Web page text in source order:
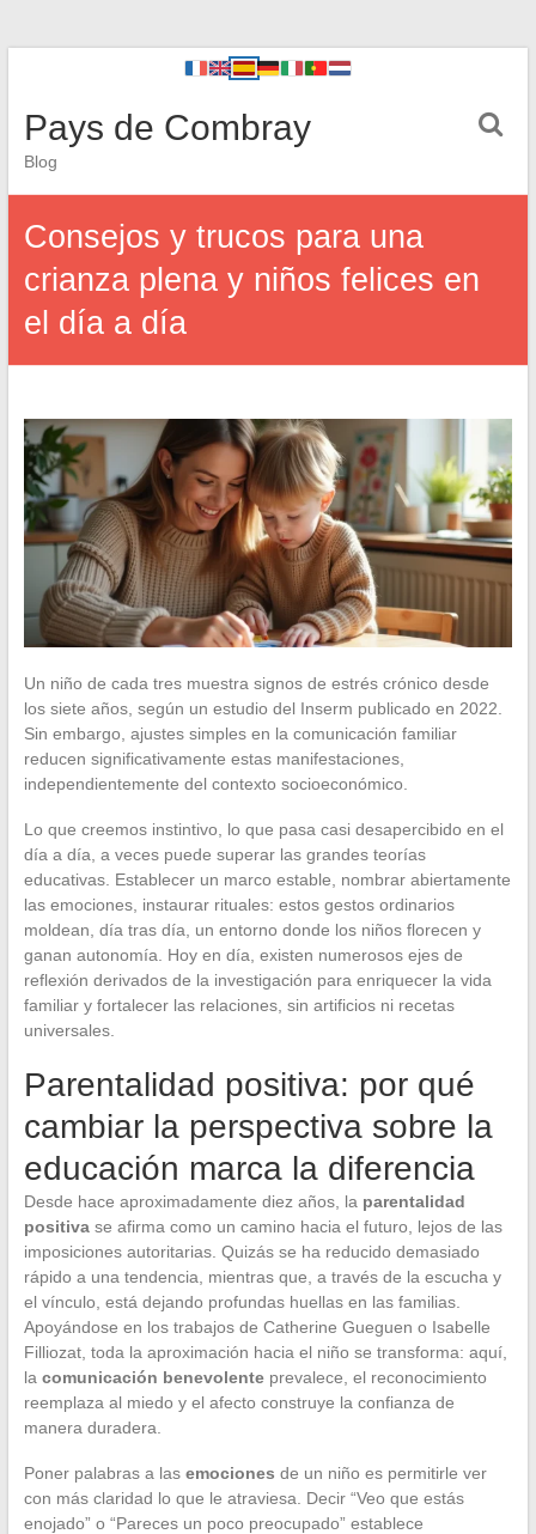
Pays de Combray
Blog
Consejos y trucos para una
crianza plena y niños felices en
el día a día
Un niño de cada tres muestra signos de estrés crónico desde
los siete años, según un estudio del Inserm publicado en 2022.
Sin embargo, ajustes simples en la comunicación familiar
reducen significativamente estas manifestaciones,
independientemente del contexto socioeconómico.
Lo que creemos instintivo, lo que pasa casi desapercibido en el
día a día, a veces puede superar las grandes teorías
educativas. Establecer un marco estable, nombrar abiertamente
las emociones, instaurar rituales: estos gestos ordinarios
moldean, día tras día, un entorno donde los niños florecen y
ganan autonomía. Hoy en día, existen numerosos ejes de
reflexión derivados de la investigación para enriquecer la vida
familiar y fortalecer las relaciones, sin artificios ni recetas
universales.
Parentalidad positiva: por qué
cambiar la perspectiva sobre la
educación marca la diferencia
Desde hace aproximadamente diez años, la parentalidad
positivase afirma como un camino hacia el futuro, lejos de las
imposiciones autoritarias. Quizás se ha reducido demasiado
rápido a una tendencia, mientras que, a través de la escucha y
el vínculo, está dejando profundas huellas en las familias.
Apoyándose en los trabajos de Catherine Gueguen o Isabelle
Filliozat, toda la aproximación hacia el niño se transforma: aquí,
la comunicación benevolenteprevalece, el reconocimiento
reemplaza al miedo y el afecto construye la confianza de
manera duradera.
Poner palabras a las emociones de un niño es permitirle ver
con más claridad lo que le atraviesa. Decir “Veo que estás
enojado” o “Pareces un poco preocupado” establece